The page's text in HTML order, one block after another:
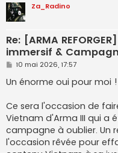
Za_Radino
Re: [ARMA
immersif &
M
s
s
g
e
10 mai 2026, 17:57
Un énorme oui pour moi !
Ce sera l'occasion de
Vietnam d'Arma III qui a
campagne à oublier. Un
l'occasion rêvée pour